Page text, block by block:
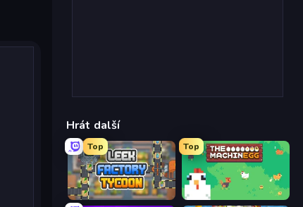
Hrát další
Top
Leek Factory Tycoon
Top
The MachinEGG